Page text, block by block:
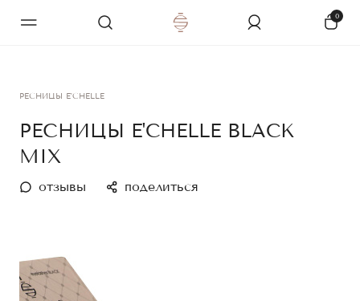
0
РЕСНИЦЫ E'CHELLE
РЕСНИЦЫ E'CHELLE BLACK
MIX
отзывы поделиться